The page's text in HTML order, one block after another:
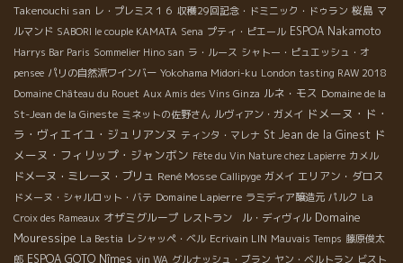
Takenouchi san レ・プレミス１６ 収穫29回記念・ドミニック・ドゥラン 桜島 マ
ルマンド SABORI le couple KAMATA Sena プティ・ピエール ESPOA Nakamoto
Harrys Bar Paris Sommelier Hino san ラ・ルース シャトー・ピュエッシュ・オ
pensee パリの自然派ワインバー Yokohama Midori-ku London tasting RAW 2018
Domaine Château du Rouet Aux Amis des Vins Ginza ルネ・モス Domaine de la
St-Jean de la Gineste ミネットの佐野さん ルヴィアン・ガメイ ドメーヌ・ド・
ラ・ヴィエイユ・ジュリアンヌ ティンタ・マレナ St Jean de la Ginest ド
メーヌ・フィリップ・ジャンボン Fête du Vin Nature chez Lapierre カメル
ドメーヌ・ミレーヌ・ブリュ René Mosse Callipyge ガメイ エリアン・ダロス
ドメーヌ・シャルロット・バテ Domaine Lapierre ラミディア醸造元 パルク La
Croix des Rameaux オザミグループ レストラン ル・ディヴィル Domaine
Mouressipe La Bestia レシャッペ・ベル Ecrivain LIN Mauvais Temps 藤原俊太
郎 ESPOA GOTO Nîmes vin WA グルナッシュ・ブラン ヤン・ベルトラン ビスト